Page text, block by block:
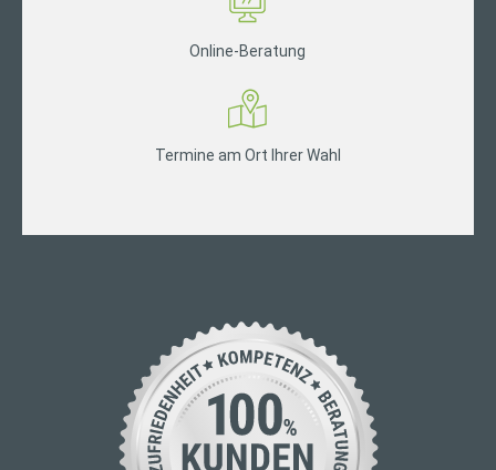
Online-Beratung
Termine am Ort Ihrer Wahl